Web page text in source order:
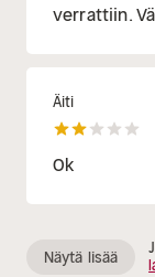
verrattiin.
Äiti
Ok
Näytä lisää